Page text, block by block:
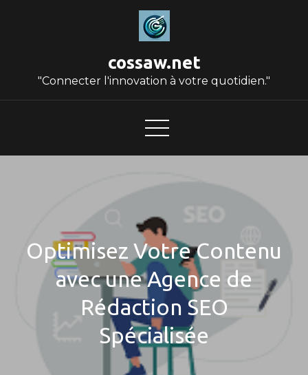
cossaw.net
"Connecter l'innovation à votre quotidien."
Optimisez Votre Contenu
avec une Agence de
Rédaction SEO
Spécialisée